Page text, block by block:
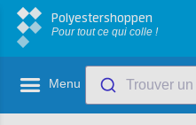
Polyestershoppen
Pour tout ce qui colle !
Menu Trouver